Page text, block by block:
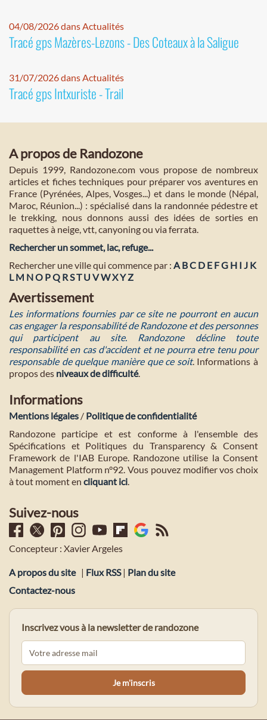
04/08/2026 dans Actualités
Tracé gps Mazères-Lezons - Des Coteaux à la Saligue
31/07/2026 dans Actualités
Tracé gps Intxuriste - Trail
A propos de Randozone
Depuis 1999, Randozone.com vous propose de nombreux
articles et fiches techniques pour préparer vos aventures en
France (Pyrénées, Alpes, Vosges...) et dans le monde (Népal,
Maroc, Réunion...) : spécialisé dans la randonnée pédestre et
le trekking, nous donnons aussi des idées de sorties en
raquettes à neige, vtt, canyoning ou via ferrata.
Rechercher un sommet, lac, refuge...
Rechercher une ville qui commence par : A BC D E FG H I J K
L M NO PQ RST U VWXYZ
Avertissement
Les informations fournies par ce site ne pourront en aucun
cas engager la responsabilité de Randozone et des personnes
qui participent au site. Randozone décline toute
responsabilité en cas d'accident et ne pourra etre tenu pour
responsable de quelque manière que ce soit. Informations à
propos des niveaux de difficulté.
Informations
Mentions légales / Politique de confidentialité
Randozone participe et est conforme à l'ensemble des
Spécifications et Politiques du Transparency & Consent
Framework de l'IAB Europe. Randozone utilise la Consent
Management Platform n°92. Vous pouvez modifier vos choix
à tout moment en cliquant ici.
Suivez-nous
Concepteur : Xavier Argeles
A propos du site | Flux RSS| Plan du site
Contactez-nous
Inscrivez vous à la newsletter de randozone